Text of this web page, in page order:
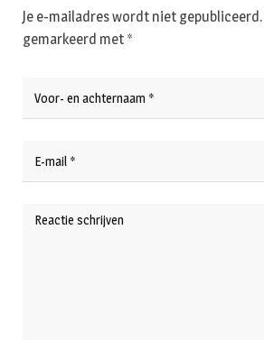
Je e-mailadres wordt niet gepubliceerd.
gemarkeerd met *